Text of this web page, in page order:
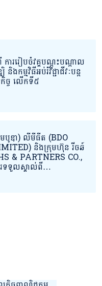
ររៀបចំវគ្គបណ្ដុះបណ្ដាល
កម្មវិធីអប់រំវិជ្ជាជីវៈបន្ត
ច្ច លើកទី៥
បូឌា) លីមីធីត (BDO
និងក្រុមហ៊ុន រីចឆ៍
& PARTNERS CO.,
ទទួលស្គាល់ពី
ច (ន.ប.ធ.) ជាក្រុមហ៊ុនផ្តល់